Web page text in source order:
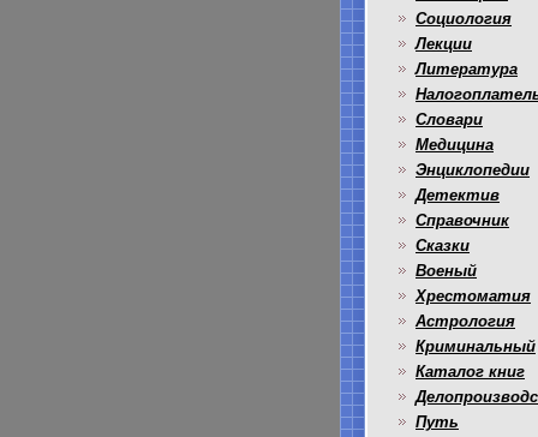
Социология
Лекции
Литература
Словари
Медицина
Энциклопедии
Детектив
Справочник
Сказки
Военый
Хрестоматия
Астрология
Криминальный
Каталог книг
Путь